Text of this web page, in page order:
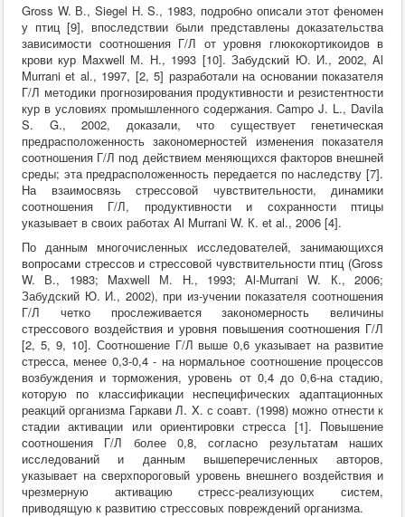
Gross W. В., Siegel H. S., 1983, подробно описали этот феномен
у птиц [9], впоследствии были представлены доказательства
зависимости соотношения Г/Л от уровня глюкокортикоидов в
крови кур Maxwell М. Н., 1993 [10]. Забудский Ю. И., 2002, Al
Murrani et al., 1997, [2, 5] разработали на основании показателя
Г/Л методики прогнозирования продуктивности и резистентности
кур в условиях промышленного содержания. Campo J. L., Davila
S. G., 2002, доказали, что существует генетическая
предрасположенность закономерностей изменения показателя
соотношения Г/Л под действием меняющихся факторов внешней
среды; эта предрасположенность передается по наследству [7].
На взаимосвязь стрессовой чувствительности, динамики
соотношения Г/Л, продуктивности и сохранности птицы
указывает в своих работах Al Murrani W. К. et al., 2006 [4].
По данным многочисленных исследователей, занимающихся
вопросами стрессов и стрессовой чувствительности птиц (Gross
W. В., 1983; Maxwell М. Н., 1993; Al-Murrani W. К., 2006;
Забудский Ю. И., 2002), при из-учении показателя соотношения
Г/Л четко прослеживается закономерность величины
стрессового воздействия и уровня повышения соотношения Г/Л
[2, 5, 9, 10]. Соотношение Г/Л выше 0,6 указывает на развитие
стресса, менее 0,3-0,4 - на нормальное соотношение процессов
возбуждения и торможения, уровень от 0,4 до 0,6-на стадию,
которую по классификации неспецифических адаптационных
реакций организма Гаркави Л. X. с соавт. (1998) можно отнести к
стадии активации или ориентировки стресса [1]. Повышение
соотношения Г/Л более 0,8, согласно результатам наших
исследований и данным вышеперечисленных авторов,
указывает на сверхпороговый уровень внешнего воздействия и
чрезмерную активацию стресс-реализующих систем,
приводящую к развитию стрессовых повреждений организма.